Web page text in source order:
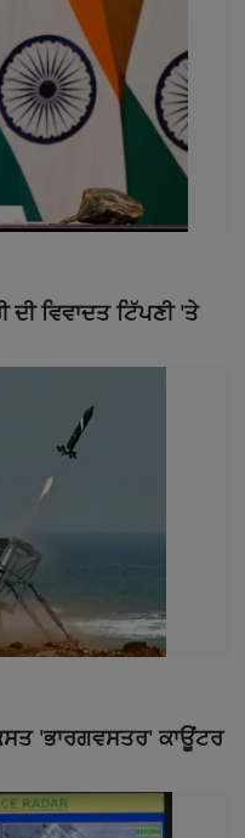
ਵਿਵਾਦਤ ਟਿੱਪਣੀ 'ਤੇ
'ਭਾਰਗਵਸਤਰ' ਕਾਊਂਟਰ